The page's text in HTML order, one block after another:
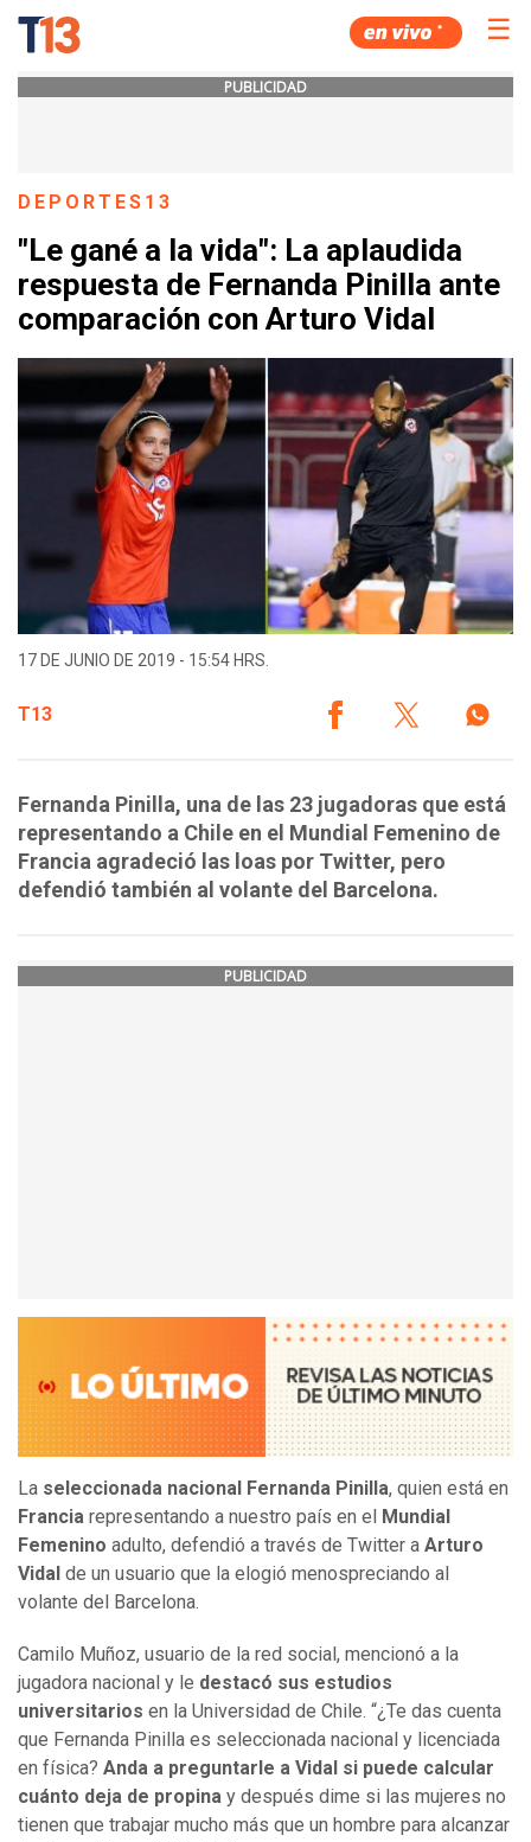
☰
PUBLICIDAD
DEPORTES13
"Le gané a la vida": La aplaudida
respuesta de Fernanda Pinilla ante
comparación con Arturo Vidal
17 DE JUNIO DE 2019 - 15:54 HRS.
T13
Fernanda Pinilla, una de las 23 jugadoras que está
representando a Chile en el Mundial Femenino de
Francia agradeció las loas por Twitter, pero
defendió también al volante del Barcelona.
PUBLICIDAD
La seleccionada nacional Fernanda Pinilla, quien está en
Francia representando a nuestro país en el
Mundial
Femenino adulto, defendió a través de Twitter a Arturo
Vidal de un usuario que la elogió menospreciando al
volante del Barcelona.
Camilo Muñoz, usuario de la red social, mencionó a la
jugadora nacional y le destacó sus estudios
universitarios en la Universidad de Chile. “¿Te das cuenta
que Fernanda Pinilla es seleccionada nacional y licenciada
en física? Anda a preguntarle a Vidal si puede calcular
cuánto deja de propina y después dime si las mujeres no
tienen que trabajar mucho más que un hombre para alcanzar